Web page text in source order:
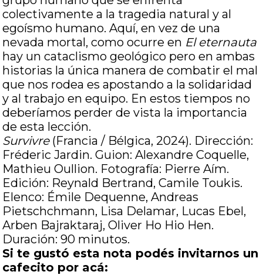
colectivamente a la tragedia natural y al
egoísmo humano. Aquí, en vez de una
nevada mortal, como ocurre en El eternauta
hay un cataclismo geológico pero en ambas
historias la única manera de combatir el mal
que nos rodea es apostando a la solidaridad
y al trabajo en equipo. En estos tiempos no
deberíamos perder de vista la importancia
de esta lección.
Survivre(Francia / Bélgica, 2024). Dirección:
Fréderic Jardin. Guion: Alexandre Coquelle,
Mathieu Oullion. Fotografía: Pierre Aím.
Edición: Reynald Bertrand, Camile Toukis.
Elenco: Émile Dequenne, Andreas
Pietschchmann, Lisa Delamar, Lucas Ebel,
Arben Bajraktaraj, Oliver Ho Hio Hen.
Duración: 90 minutos.
Si te gustó esta nota podés invitarnos un
cafecito por acá: